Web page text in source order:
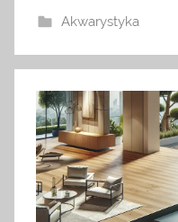
Akwarystyka